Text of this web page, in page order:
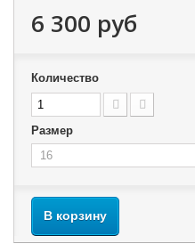
6 300 руб
Количество
Размер
В корзину